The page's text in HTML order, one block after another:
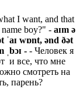
I want, and that
boy?" - aɪm ə
ˈaɪ wɒnt, ənd ðət
ˌbɔɪ - - Человек я
и все, что мне
смотреть на
парень?